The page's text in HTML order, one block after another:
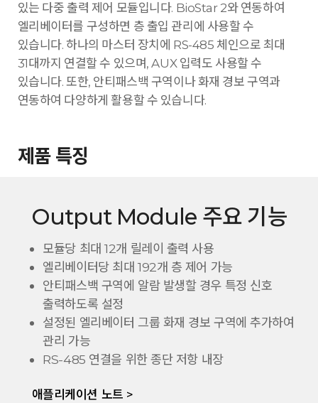
있는 다중 출력 제어 모듈입니다. BioStar 2와 연동하여
엘리베이터를 구성하면 층 출입 관리에 사용할 수
있습니다. 하나의 마스터 장치에 RS-485 체인으로 최대
31대까지 연결할 수 있으며, AUX 입력도 사용할 수
있습니다. 또한, 안티패스백 구역이나 화재 경보 구역과
연동하여 다양하게 활용할 수 있습니다.
제품 특징
Output Module 주요 기능
모듈당 최대 12개 릴레이 출력 사용
엘리베이터당 최대 192개 층 제어 가능
안티패스백 구역에 알람 발생할 경우 특정 신호
출력하도록 설정
설정된 엘리베이터 그룹 화재 경보 구역에 추가하여
관리 가능
RS-485 연결을 위한 종단 저항 내장
애플리케이션 노트 >